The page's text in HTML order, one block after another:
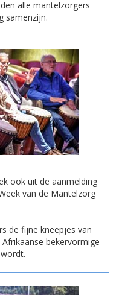
alle mantelzorgers
samenzijn.
ook uit de aanmelding
van de Mantelzorg
de fijne kneepjes van
bekervormige